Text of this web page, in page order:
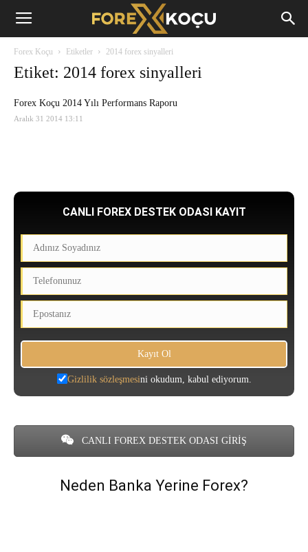
Forex
Forex Koçu Etiketler 2014 forex sinyalleri
Etiket: 2014 forex sinyalleri
Forex Koçu 2014 Yılı Performans Raporu
Aralık 31 2014 13:11
CANLI FOREX DESTEK ODASI KAYIT
Gizlilik sözleşmesini okudum, kabul ediyorum.
CANLI FOREX DESTEK ODASI GİRİŞ
Neden Banka Yerine Forex?